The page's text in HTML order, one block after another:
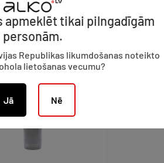
apmeklēt tikai pilngadīgām
personām.
Republikas likumdošanas noteikto
lietošanas vecumu?
Jā Nē